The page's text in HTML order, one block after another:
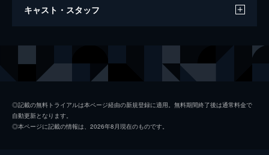
2025/9/8放送 #6 ドラマのプロ・脚本家
【TBSドラマ最強の最終回TOP30】プロだか
大放出！1970年代～2020年代まで…珠玉の
2025/11/17放送 #8 音楽のプロ236人が選
ぶTBSドラマ最強の主題歌ランキング★
キャスト・スタッフ
プロデューサー 大木真太郎
演出
◎記載の無料トライアルは本ページ経由の新規登録に適用。無料期間終了後は通常料金で
自動更新となります。
◎本ページに記載の情報は、2026年8月現在のものです。